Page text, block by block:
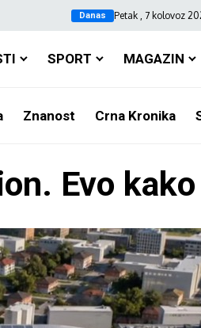
Danas Petak , 7 kolovoz
SPORT MAGAZIN
Znanost Crna Kronika
Evo